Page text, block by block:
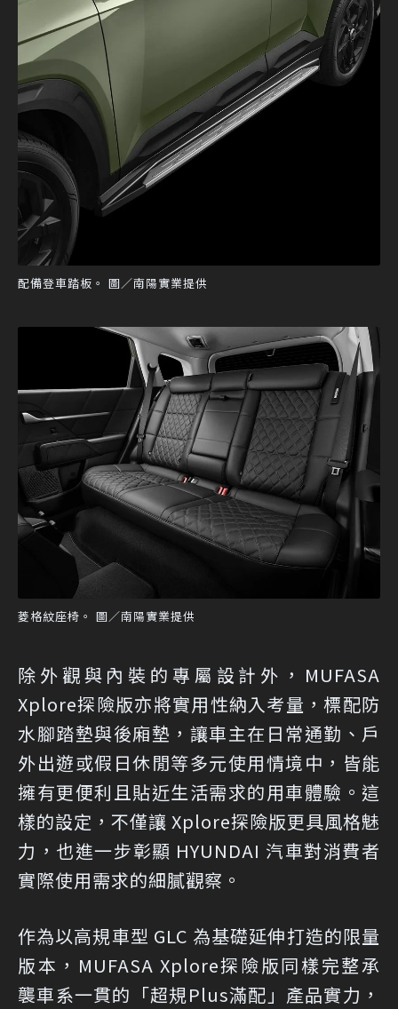
配備登車踏板。 圖／南陽實業提供
菱格紋座椅。 圖／南陽實業提供
除外觀與內裝的專屬設計外，MUFASA
Xplore探險版亦將實用性納入考量，標配防
水腳踏墊與後廂墊，讓車主在日常通勤、戶
外出遊或假日休閒等多元使用情境中，皆能
擁有更便利且貼近生活需求的用車體驗。這
樣的設定，不僅讓 Xplore探險版更具風格魅
力，也進一步彰顯 HYUNDAI 汽車對消費者
實際使用需求的細膩觀察。
作為以高規車型 GLC 為基礎延伸打造的限量
版本，MUFASA Xplore探險版同樣完整承
襲車系一貫的「超規Plus滿配」產品實力，